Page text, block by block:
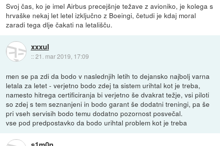
Svoj čas, ko je imel Airbus precejšnje težave z avioniko, je kolega s
hrvaške nekaj let letel izključno z Boeingi, četudi je kdaj moral
zaradi tega dlje čakati na letališču.
xxxul
::21. mar 2019, 17:09
men se pa zdi da bodo v naslednjih letih to dejansko najbolj varna
letala za letet - verjetno bodo zdej ta sistem urihtal kot je treba,
namesto hitrega certificiranja bi verjetno še dvakrat težje, vsi piloti
so zdej s tem seznanjeni in bodo garant še dodatni treningi, pa še
pri vseh servisih bodo temu dodatno pozornost posvečal.
vse pod predpostavko da bodo urihtal problem kot je treba